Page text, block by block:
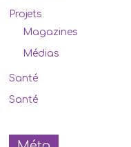
Projets
Magazines
Médias
Santé
Santé